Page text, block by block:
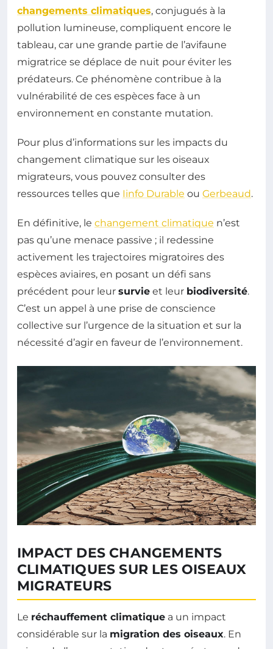
changements climatiques, conjugués à la
pollution lumineuse, compliquent encore le
tableau, car une grande partie de l’avifaune
migratrice se déplace de nuit pour éviter les
prédateurs. Ce phénomène contribue à la
vulnérabilité de ces espèces face à un
environnement en constante mutation.
Pour plus d’informations sur les impacts du
changement climatique sur les oiseaux
migrateurs, vous pouvez consulter des
ressources telles que Iinfo Durable ou Gerbeaud.
En définitive, le changement climatique n’est
pas qu’une menace passive ; il redessine
activement les trajectoires migratoires des
espèces aviaires, en posant un défi sans
précédent pour leur survie et leur biodiversité.
C’est un appel à une prise de conscience
collective sur l’urgence de la situation et sur la
nécessité d’agir en faveur de l’environnement.
IMPACT DES CHANGEMENTS
CLIMATIQUES SUR LES OISEAUX
MIGRATEURS
Le réchauffement climatique a un impact
considérable sur la migration des oiseaux. En